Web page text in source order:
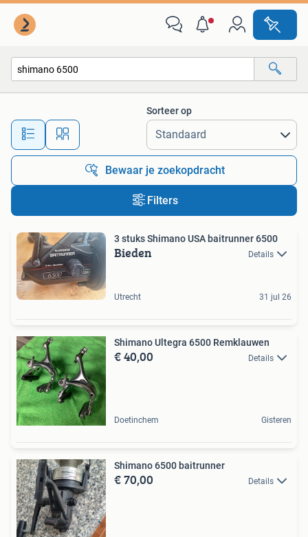
Alle afstanden…
Sorteer op
Bewaar je zoekopdracht
Filters
3 stuks Shimano USA baitrunner 6500
Bieden Details
Utrecht 31 jul 26
Shimano Ultegra 6500 Remklauwen
€ 40,00 Details
Doetinchem Gisteren
Shimano 6500 baitrunner
€ 70,00 Details